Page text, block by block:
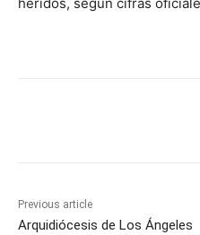
Previous article
Arquidiócesis de Los Ángeles